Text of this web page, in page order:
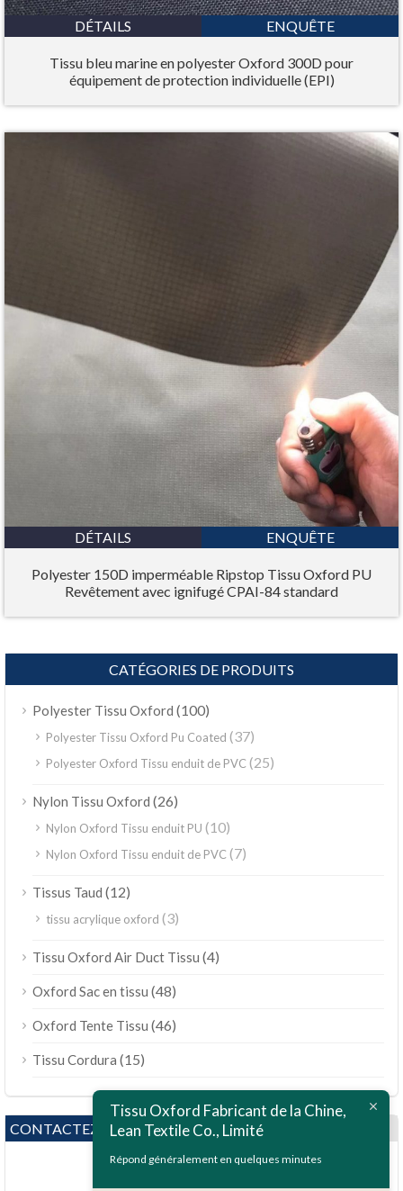
DÉTAILS ENQUÊTE
Tissu bleu marine en polyester Oxford 300D pour
équipement de protection individuelle (EPI)
DÉTAILS ENQUÊTE
Polyester 150D imperméable Ripstop Tissu Oxford PU
Revêtement avec ignifugé CPAI-84 standard
CATÉGORIES DE PRODUITS
Polyester Tissu Oxford (100)
Polyester Tissu Oxford Pu Coated (37)
Polyester Oxford Tissu enduit de PVC(25)
Nylon Tissu Oxford (26)
Nylon Oxford Tissu enduit PU (10)
Nylon Oxford Tissu enduit de PVC(7)
Tissus Taud (12)
tissu acrylique oxford (3)
Tissu Oxford Air Duct Tissu (4)
Oxford Sac en tissu (48)
Oxford Tente Tissu (46)
Tissu Cordura (15)
CONTACTEZ NOUS
Tissu Oxford Fabricant de la Chine,
Lean Textile Co., Limité
Répond généralement en quelques minutes